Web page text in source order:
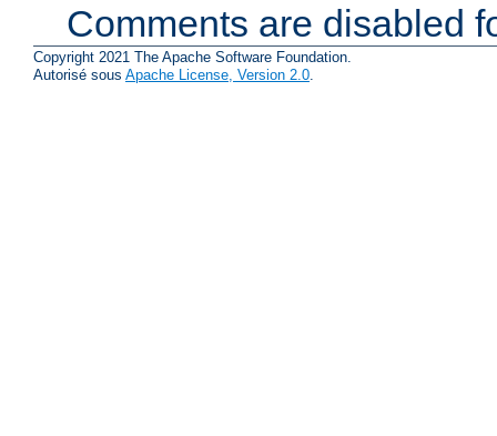
Comments are disabled
Copyright 2021 The Apache Software Foundation.
Autorisé sous Apache License, Version 2.0.